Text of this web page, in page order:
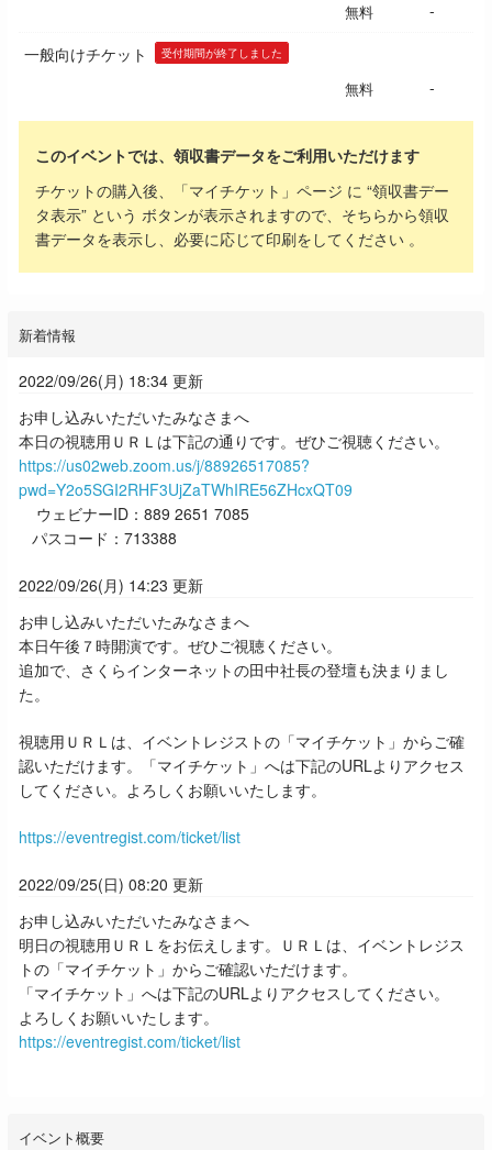
無料 -
一般向けチケット 受付期間が終了しました
無料 -
このイベントでは、領収書データをご利用いただけます
チケットの購入後、「マイチケット」ページ に “領収書デー
タ表示” という ボタンが表示されますので、そちらから領収
書データを表示し、必要に応じて印刷をしてください 。
新着情報
2022/09/26(月) 18:34 更新
お申し込みいただいたみなさまへ
本日の視聴用ＵＲＬは下記の通りです。ぜひご視聴ください。
https://us02web.zoom.us/j/88926517085?
pwd=Y2o5SGI2RHF3UjZaTWhIRE56ZHcxQT09
ウェビナーID：889 2651 7085
パスコード：713388
2022/09/26(月) 14:23 更新
お申し込みいただいたみなさまへ
本日午後７時開演です。ぜひご視聴ください。
追加で、さくらインターネットの田中社長の登壇も決まりまし
た。
視聴用ＵＲＬは、 イベントレジストの「マイチケット」からご確
認いただけます。
「マイチケット」へは下記のURLよりアクセス
してください。 よろしくお願いいたします。
https://eventregist.com/ticket/list
2022/09/25(日) 08:20 更新
お申し込みいただいたみなさまへ
明日の視聴用ＵＲＬをお伝えします。ＵＲＬは、 イベントレジス
トの「マイチケット」からご確認いただけます。
「マイチケット」へは下記のURLよりアクセスしてください。
よろしくお願いいたします。
https://eventregist.com/ticket/list
イベント概要